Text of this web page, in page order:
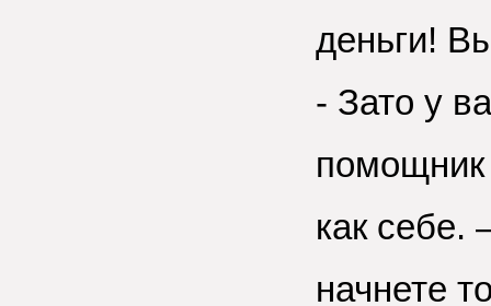
деньги!
- Зато у
помощник
как себе.
начнете